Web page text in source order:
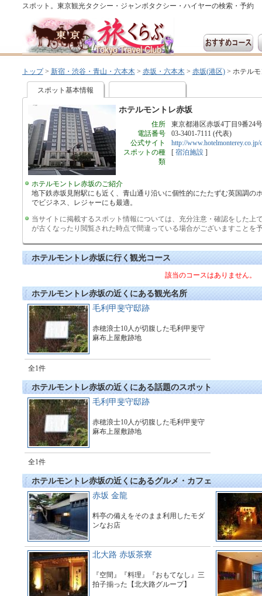
スポット。東京観光タクシー・ジャンボタクシー・ハイヤーの検索・予約
トップ> 新宿・渋谷・青山・六本木> 赤坂・六本木> 赤坂(港区)> ホテル
スポット基本情報
ホテルモントレ赤坂
住所
東京都港区赤坂4丁目9番24号
電話番号
03-3401-7111 (代表)
公式サイト
http://
スポットの種
類
[ 宿泊施設]
ホテルモントレ赤坂のご紹介
地下鉄赤坂見附駅にも近く、青山通り沿いに個性的にたたずむ英国調の
でビジネス、レジャーにも最適。
当サイトに掲載するスポット情報については、充分注意・確認をした上
が古くなったり閲覧された時点で間違っている場合がございますことを
ホテルモントレ赤坂に行く観光コース
該当のコースはありません。
ホテルモントレ赤坂の近くにある観光名所
毛利甲斐守邸跡
赤穂浪士10人が切腹した毛利甲斐守
麻布上屋敷跡地
全1件
ホテルモントレ赤坂の近くにある話題のスポット
毛利甲斐守邸跡
赤穂浪士10人が切腹した毛利甲斐守
麻布上屋敷跡地
全1件
ホテルモントレ赤坂の近くにあるグルメ・カフェ
赤坂 金龍
料亭の備えをそのまま利用したモダ
ンなお店
北大路 赤坂茶寮
『空間』『料理』『おもてなし』三
拍子揃った【北大路グループ】